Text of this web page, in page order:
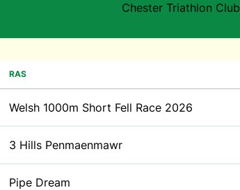
Chester Triathlon Club
RAS
Welsh 1000m Short Fell Race 2026
3 Hills Penmaenmawr
Pipe Dream